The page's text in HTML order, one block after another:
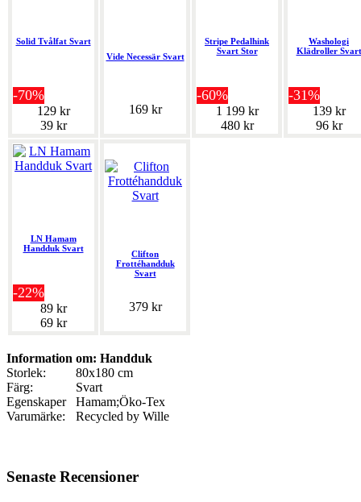
Solid Tvålfat Svart
-70%
129 kr
39 kr
Vide Necessär Svart
169 kr
Stripe Pedalhink
Svart Stor
-60%
1 199 kr
480 kr
Washologi
Klädroller Svart
-31%
139 kr
96 kr
LN Hamam
Handduk Svart
-22%
89 kr
69 kr
Clifton
Frottéhandduk
Svart
379 kr
Information om: Handduk
Storlek:
80x180 cm
Färg:
Svart
Egenskaper
Hamam;Öko-Tex
Varumärke:
Recycled by Wille
Senaste Recensioner